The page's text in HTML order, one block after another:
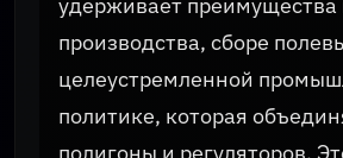
производства, сборе
целеустремленной
политике, которая
полигоны и регуляторов.